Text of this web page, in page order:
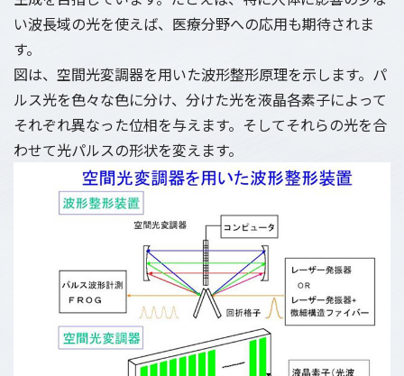
い波長域の光を使えば、医療分野への応用も期待されま
す。
図は、空間光変調器を用いた波形整形原理を示します。パ
ルス光を色々な色に分け、分けた光を液晶各素子によって
それぞれ異なった位相を与えます。そしてそれらの光を合
わせて光パルスの形状を変えます。